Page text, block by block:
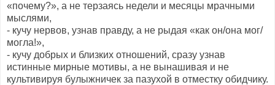
«почему?», а не терзаясь недели и месяцы мрачными
мыслями,
- кучу нервов, узнав правду, а не рыдая «как он/она мог/
могла!»,
- кучу добрых и близких отношений, сразу узнав
истинные мирные мотивы, а не вынашивая и не
культивируя булыжничек за пазухой в отместку обидчику.